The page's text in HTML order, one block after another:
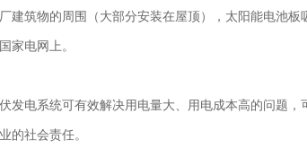
建筑物的周围（大部分安装在屋顶），太阳能电池
家电网上。
发电系统可有效解决用电量大、用电成本高的问题
的社会责任。